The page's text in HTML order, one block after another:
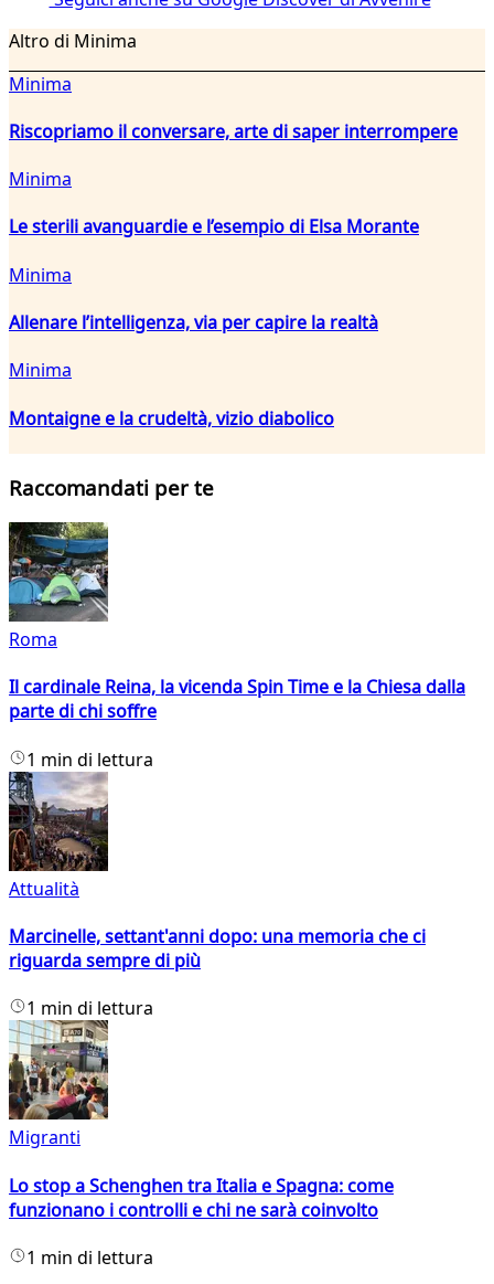
Altro di Minima
Minima
Riscopriamo il conversare, arte di saper interrompere
Minima
Le sterili avanguardie e l’esempio di Elsa Morante
Minima
Allenare l’intelligenza, via per capire la realtà
Minima
Montaigne e la crudeltà, vizio diabolico
Raccomandati per te
Roma
Il cardinale Reina, la vicenda Spin Time e la Chiesa dalla
parte di chi soffre
1 min di lettura
Attualità
Marcinelle, settant'anni dopo: una memoria che ci
riguarda sempre di più
1 min di lettura
Migranti
Lo stop a Schenghen tra Italia e Spagna: come
funzionano i controlli e chi ne sarà coinvolto
1 min di lettura